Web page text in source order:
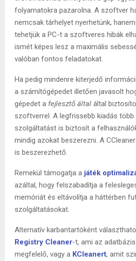
folyamatokra pazarolna. A szoftver
nemcsak tárhelyet nyerhetünk,
tehetjük a PC-t a szoftveres hibák
ismét képes lesz a maximális
valóban fontos feladatokat.
Ha pedig mindenre kiterjedő
a számítógépedet illetően javasolt
gépedet a fejlesztő által által
szoftverrel. A legfrissebb kiadás
szolgáltatást is biztosít a
mindig azokat beszerezni. A CCleaner
is beszerezhető.
Remekül támogatja a játék
azáltal, hogy felszabadítja a
memóriát és eltávolítja a háttérben
szolgáltatásokat.
Alternatív karbantartóként
Registry Cleaner-t, ami az
megfelelő, vagy a KCleanert, amit